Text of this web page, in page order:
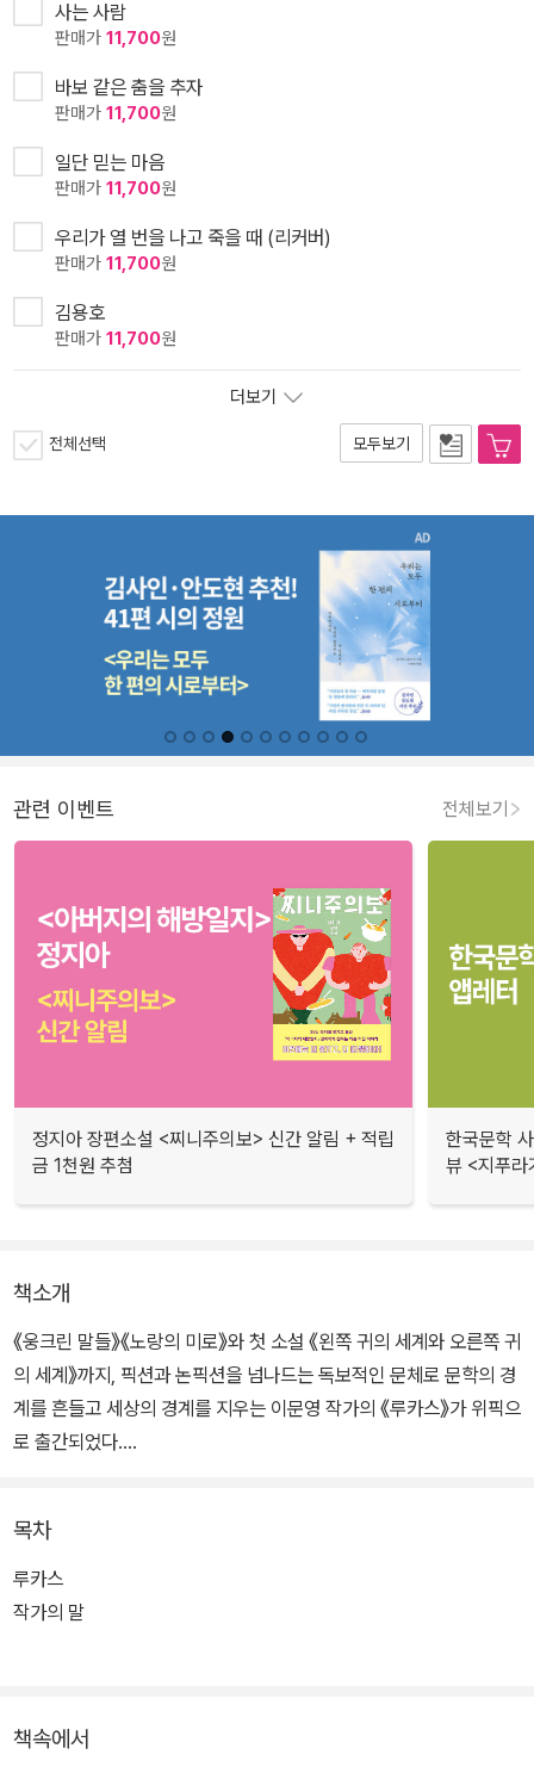
사는 사람
판매가 11,700원
바보 같은 춤을 추자
판매가 11,700원
일단 믿는 마음
판매가 11,700원
우리가 열 번을 나고 죽을 때 (리커버)
판매가 11,700원
김용호
판매가 11,700원
더보기
전체선택 모두보기
관련 이벤트 전체보기
정지아 장편소설 <찌니주의보> 신간 알림 + 적립
금 1천원 추첨
한국문학
뷰 <지푸라
책소개
《웅크린 말들》《노랑의 미로》와 첫 소설 《왼쪽 귀의 세계와 오른쪽 귀
의 세계》까지, 픽션과 논픽션을 넘나드는 독보적인 문체로 문학의 경
계를 흔들고 세상의 경계를 지우는 이문영 작가의 《루카스》가 위픽으
로 출간되었다.
심장을 살리는 일은 때로 다른 심장을 포기해야 하는 차가운 일. 어떤
사람은 구했고, 어떤 사람은 구하지 못했지만, 구한 사람에게도, 구하
지 못한 사람에게도, 기억돼야 할 이야기들이 있다.
압박한다. 그날 친구들에게 하지 못한 ‘그 말’을 심장에 담고, 응급구
목차
루카스
작가의 말
책속에서